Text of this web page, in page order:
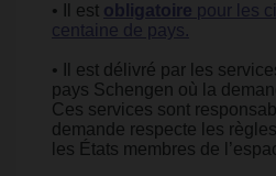
• Il est obligatoire
pour les
centaine de pays.
• Il est délivré par les
pays Schengen où la
Ces services sont
demande respecte les
les États membres de